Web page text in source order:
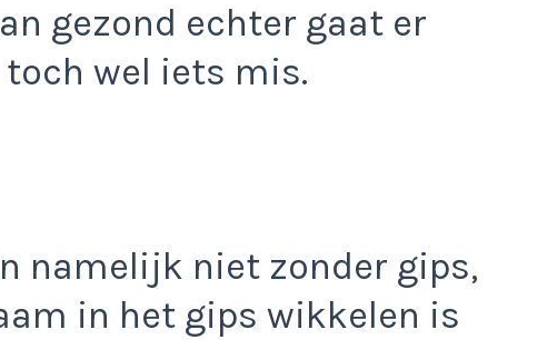
gezond echter gaat er
wel iets mis.
namelijk niet zonder gips,
in het gips wikkelen is